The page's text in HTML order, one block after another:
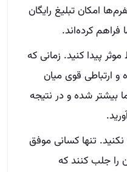
امکان تبلیغ رایگان
کرده‌اند.
موثر پیدا کنید. زمانی که
ارتباطی قوی میان
بیشتر شده و در نتیجه
تنها کسانی موفق
را جلب کنند که